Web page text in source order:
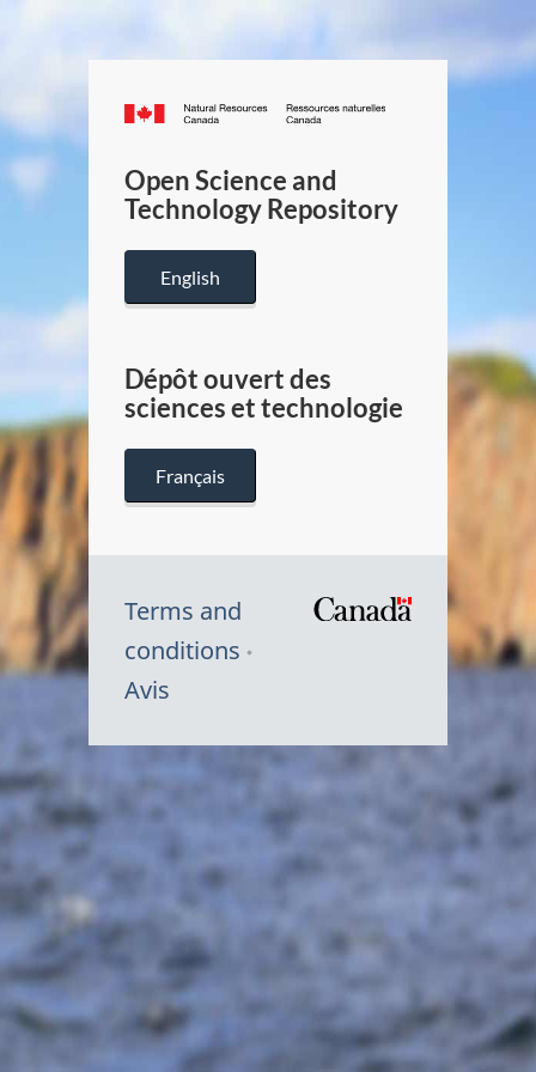
Canada.ca
/
Canada
Open Science and
Technology Repository
English
Dépôt ouvert des
sciences et technologie
Français
Terms and
conditions
Avis
Symbole
Canada